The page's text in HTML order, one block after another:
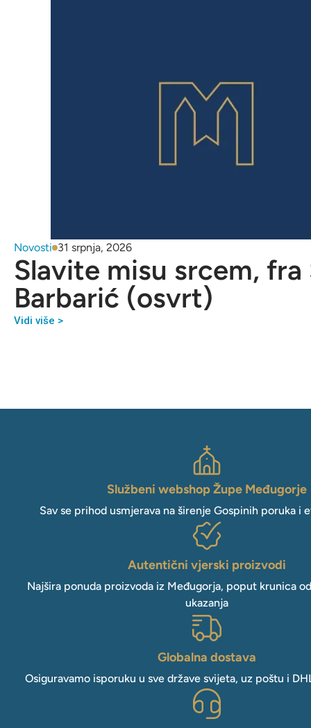
Novosti 31 srpnja, 2026
Slavite misu srcem, fra
Barbarić (osvrt)
Vidi više >
Službeni webshop Župe Međugorje
Sav se prihod usmjerava na širenje Gospinih poruka i
Autentični vjerski proizvodi
Najšira ponuda proizvoda iz Međugorja, poput krunica
ukazanja
Globalna dostava
Osiguravamo isporuku u sve države svijeta, uz poštu i